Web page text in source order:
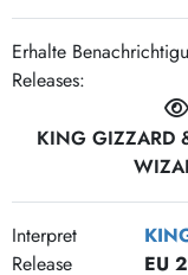
Erhalte
Releases:
KING GIZZARD
Interpret
Release
EU